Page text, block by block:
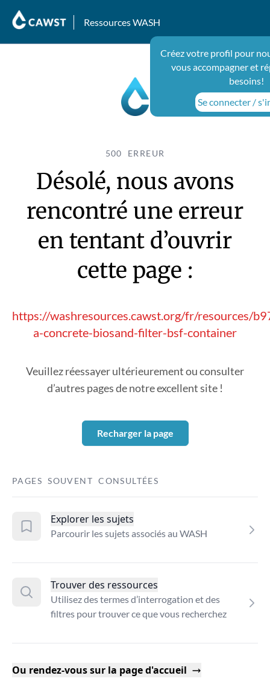
Ressources WASH
Créez votre profil pour
vous accompagner et
besoins!
Se connecter /
500 ERREUR
Désolé, nous avons
rencontré une erreur
en tentant d’ouvrir
cette page :
https://washresources.cawst.org/fr/resources/
a-concrete-biosand-filter-bsf-container
Veuillez réessayer ultérieurement ou consulter
d’autres pages de notre excellent site !
Recharger la page
PAGES SOUVENT CONSULTÉES
Explorer les sujets
Parcourir les sujets associés au WASH
Trouver des ressources
Utilisez des termes d’interrogation et des
filtres pour trouver ce que vous recherchez
Ou rendez-vous sur la page d'accueil